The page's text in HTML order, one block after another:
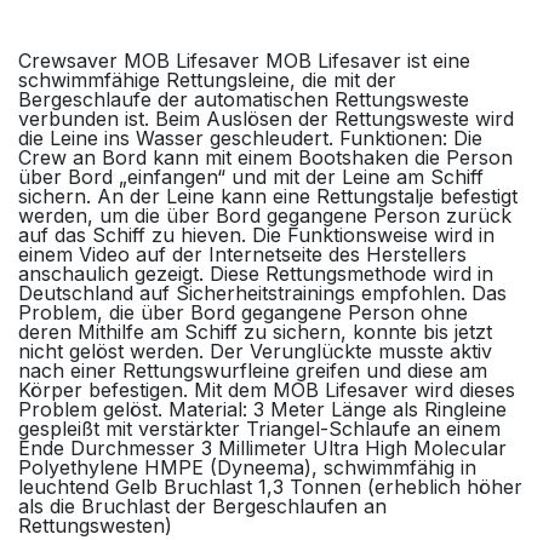
Crewsaver MOB Lifesaver MOB Lifesaver ist eine
schwimmfähige Rettungsleine, die mit der
Bergeschlaufe der automatischen Rettungsweste
verbunden ist. Beim Auslösen der Rettungsweste wird
die Leine ins Wasser geschleudert. Funktionen: Die
Crew an Bord kann mit einem Bootshaken die Person
über Bord „einfangen“ und mit der Leine am Schiff
sichern. An der Leine kann eine Rettungstalje befestigt
werden, um die über Bord gegangene Person zurück
auf das Schiff zu hieven. Die Funktionsweise wird in
einem Video auf der Internetseite des Herstellers
anschaulich gezeigt. Diese Rettungsmethode wird in
Deutschland auf Sicherheitstrainings empfohlen. Das
Problem, die über Bord gegangene Person ohne
deren Mithilfe am Schiff zu sichern, konnte bis jetzt
nicht gelöst werden. Der Verunglückte musste aktiv
nach einer Rettungswurfleine greifen und diese am
Körper befestigen. Mit dem MOB Lifesaver wird dieses
Problem gelöst. Material: 3 Meter Länge als Ringleine
gespleißt mit verstärkter Triangel-Schlaufe an einem
Ende Durchmesser 3 Millimeter Ultra High Molecular
Polyethylene HMPE (Dyneema), schwimmfähig in
leuchtend Gelb Bruchlast 1,3 Tonnen (erheblich höher
als die Bruchlast der Bergeschlaufen an
Rettungswesten)